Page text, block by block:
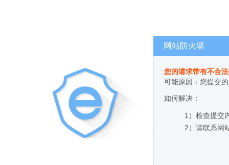
网站防火墙
您的请求带有不合
可能原因：您提交
如何解决：
1）检查提交
2）请联系网